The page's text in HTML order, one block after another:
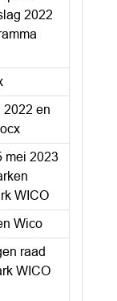
2022
2022 en
mei 2023
WICO
Wico
raad
WICO